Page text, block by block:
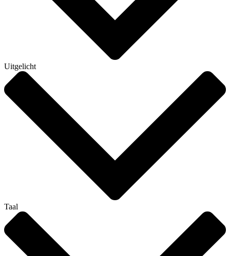
Uitgelicht
Taal